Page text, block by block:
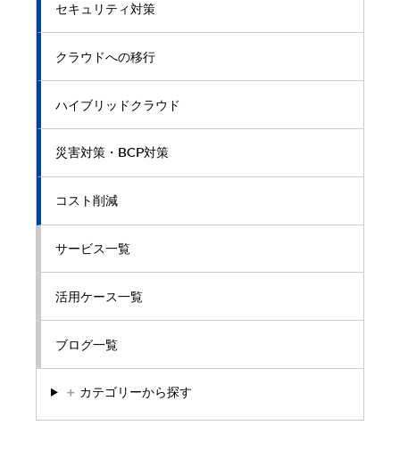
セキュリティ対策
クラウドへの移行
ハイブリッドクラウド
災害対策・BCP対策
コスト削減
サービス一覧
活用ケース一覧
ブログ一覧
＋ カテゴリーから探す